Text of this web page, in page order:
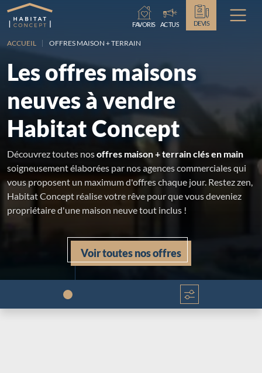
FAVORIS ACTUS DEVIS
ACCUEIL OFFRES MAISON + TERRAIN
Les offres maisons
neuves à vendre
Habitat Concept
Découvrez toutes nosoffres maison + terrain clés en main
soigneusement élaborées par nos agences commerciales qui
vous proposent un maximum d'offres chaque jour. Restez zen,
Habitat Concept réalise votre rêve pour que vous deveniez
propriétaire d'une maison neuve tout inclus !
Voir toutes nos offres
Chargement...